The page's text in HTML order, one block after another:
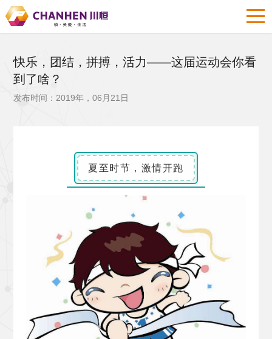
快乐，团结，拼搏，活力——这届运动会你看
到了啥？
发布时间：2019年，06月21日
夏至时节，激情开跑